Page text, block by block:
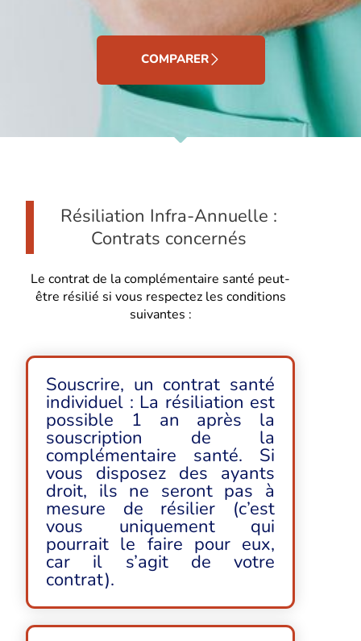
COMPARER
Résiliation Infra-Annuelle :
Contrats concernés
Le contrat de la complémentaire santé peut-
être résilié si vous respectez les conditions
suivantes :
Souscrire, un contrat santé
individuel : La résiliation est
possible 1 an après la
souscription de la
complémentaire santé. Si
vous disposez des ayants
droit, ils ne seront pas à
mesure de résilier (c’est
vous uniquement qui
pourrait le faire pour eux,
car il s’agit de votre
contrat).